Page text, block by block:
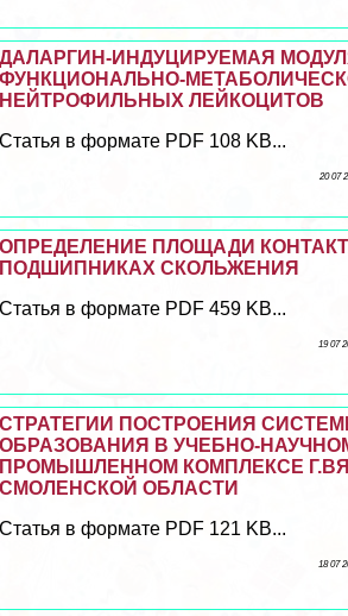
ДАЛАРГИН-ИНДУЦИРУЕМАЯ
ФУНКЦИОНАЛЬНО-
НЕЙТРОФИЛЬНЫХ ЛЕЙКОЦИТОВ
Статья в формате PDF 108 KB...
20 07
ОПРЕДЕЛЕНИЕ ПЛОЩАДИ
ПОДШИПНИКАХ СКОЛЬЖЕНИЯ
Статья в формате PDF 459 KB...
19 07
СТРАТЕГИИ ПОСТРОЕНИЯ
ОБРАЗОВАНИЯ В УЧЕБНО-
ПРОМЫШЛЕННОМ КОМПЛЕКСЕ
СМОЛЕНСКОЙ ОБЛАСТИ
Статья в формате PDF 121 KB...
18 07